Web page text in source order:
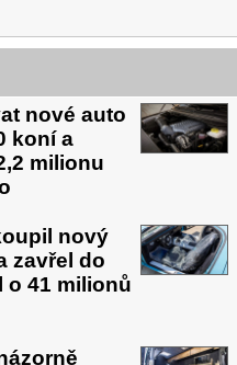
nové auto
koní a
milionu
nový
zavřel do
o 41 milionů